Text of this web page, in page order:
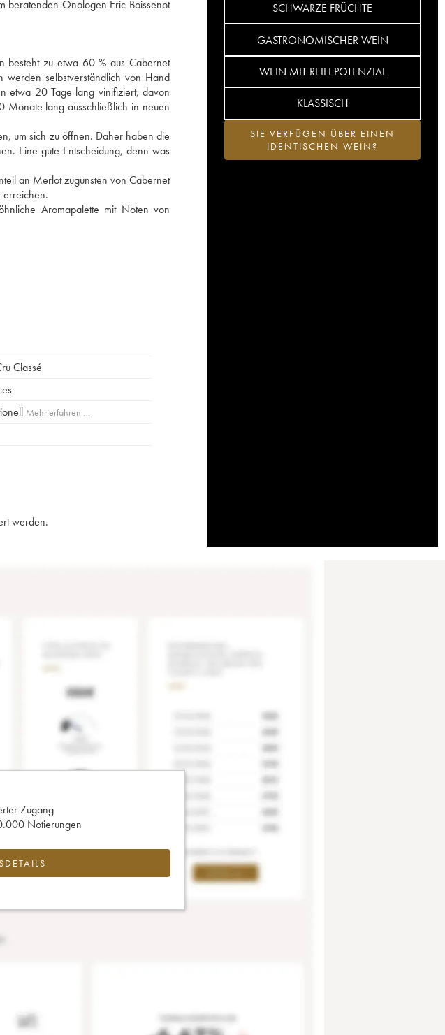
beratenden Önologen Eric Boissenot
besteht zu etwa 60 % aus Cabernet
werden selbstverständlich von Hand
etwa 20 Tage lang vinifiziert, davon
Monate lang ausschließlich in neuen
um sich zu öffnen. Daher haben die
Eine gute Entscheidung, denn was
an Merlot zugunsten von Cabernet
erreichen.
Aromapalette mit Noten von
SCHWARZE FRÜCHTE
GASTRONOMISCHER WEIN
WEIN MIT REIFEPOTENZIAL
KLASSISCH
SIE VERFÜGEN ÜBER EINEN
IDENTISCHEN WEIN?
Classé
Mehr erfahren …
werden.
Zugang
Notierungen